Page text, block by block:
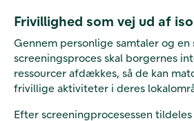
Frivillighed som vej ud af
Gennem personlige samtaler og
screeningsproces skal borgernes
ressourcer afdækkes, så de kan
frivillige aktiviteter i deres
Efter screeningprocesessen